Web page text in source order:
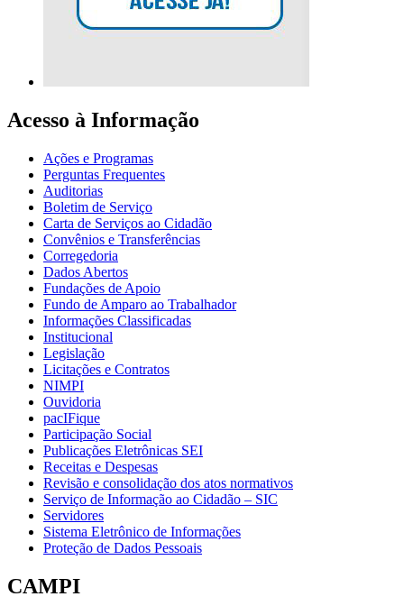
Acesso à Informação
Ações e Programas
Perguntas Frequentes
Auditorias
Boletim de Serviço
Carta de Serviços ao Cidadão
Convênios e Transferências
Corregedoria
Dados Abertos
Fundações de Apoio
Fundo de Amparo ao Trabalhador
Informações Classificadas
Institucional
Legislação
Licitações e Contratos
NIMPI
Ouvidoria
pacIFique
Participação Social
Publicações Eletrônicas SEI
Receitas e Despesas
Revisão e consolidação dos atos normativos
Serviço de Informação ao Cidadão – SIC
Servidores
Sistema Eletrônico de Informações
Proteção de Dados Pessoais
CAMPI